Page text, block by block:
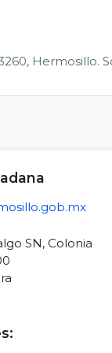
Hermosillo.
SN, Colonia